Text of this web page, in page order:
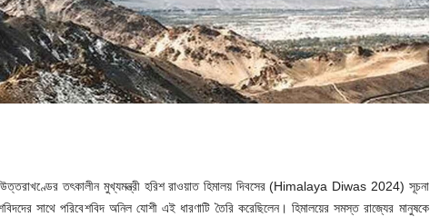
তৎকালীন মুখ্যমন্ত্রী হরিশ রাওয়াত হিমালয় দিবসের (Himalaya Diwas 2024) সূচনা
সাথে পরিবেশবিদ অনিল যোশী এই ধারণাটি তৈরি করেছিলেন। হিমালয়ের সমস্ত রাজ্যের মানুষকে